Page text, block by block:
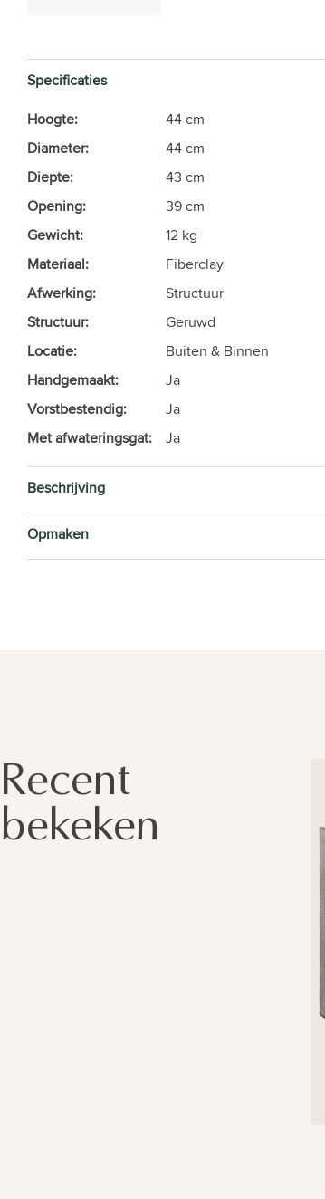
Specificaties
Hoogte:
44 cm
Diameter:
44 cm
Diepte:
43 cm
Opening:
39 cm
Gewicht:
12 kg
Materiaal:
Fiberclay
Afwerking:
Structuur
Structuur:
Geruwd
Locatie:
Buiten & Binnen
Handgemaakt:
Ja
Vorstbestendig:
Ja
Met afwateringsgat:
Ja
Beschrijving
Opmaken
Recent
bekeken